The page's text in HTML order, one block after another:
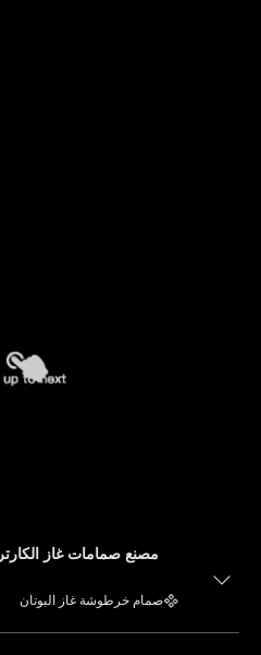
مصنع صمامات غاز
صمام خرطوشة غاز البوتان